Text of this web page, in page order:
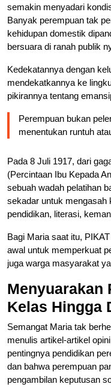
semakin menyadari
Banyak perempuan tak
kehidupan domestik
bersuara di ranah publik
Kedekatannya dengan
mendekatkannya ke
pikirannya tentang
Perempuan bukan
menentukan runtuh
Pada 8 Juli 1917, dari
(Percintaan Ibu Kepada
sebuah wadah pelatihan
sekadar untuk mengasah
pendidikan, literasi,
Bagi Maria saat itu,
awal untuk memperkuat
juga warga masyarakat
Menyuarakan
Kelas Hingga
Semangat Maria tak
menulis artikel-artikel
pentingnya pendidikan
dan bahwa perempuan
pengambilan keputusan